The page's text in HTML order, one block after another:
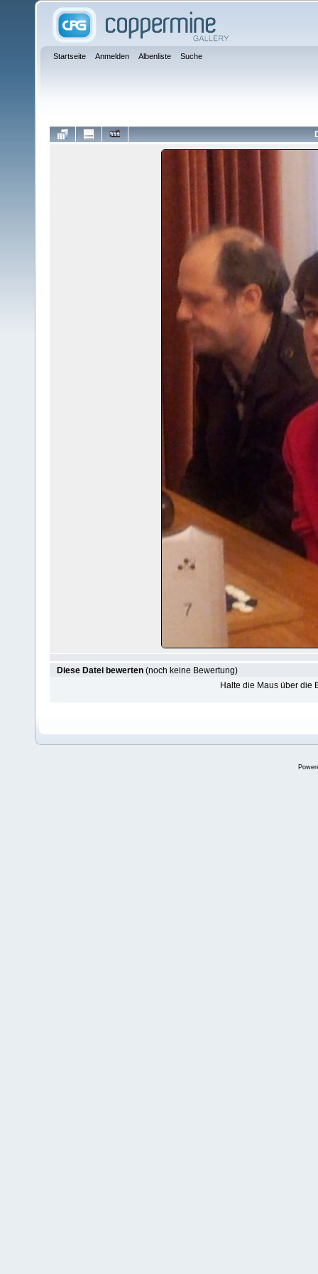
Startseite Anmelden Albenliste Suche
Diese Datei bewerten (noch keine Bewertung)
Halte die Maus über die